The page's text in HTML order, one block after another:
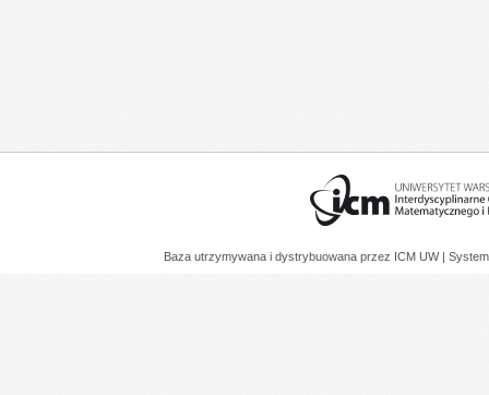
Baza utrzymywana i dystrybuowana przez ICM UW |